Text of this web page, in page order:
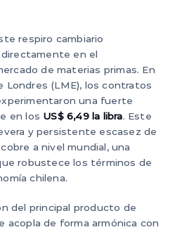
respiro cambiario
en el
de materias primas. En
Londres (LME), los contratos
una fuerte
en los US$ 6,49 la libra. Este
y persistente escasez de
a nivel mundial, una
robustece los términos de
chilena.
del principal producto de
acopla de forma armónica con